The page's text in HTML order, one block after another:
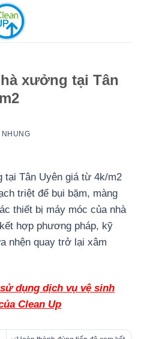
xưởng tại Tân
NHUNG
tại Tân Uyên giá từ 4k/m2
triệt để bụi bặm, màng
thiết bị máy móc của nhà
hợp phương pháp, kỹ
nhện quay trở lại xâm
dụng dịch vụ vệ sinh
Clean Up